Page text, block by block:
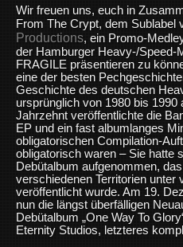
Wir freuen uns, euch in
From The Crypt, dem Sublabel
Productions, ein Promo-
der Hamburger Heavy-/Speed-
FRAGILE präsentieren zu
eine der besten
Geschichte des deutschen
ursprünglich von 1980 bis 1990
Jahrzehnt veröffentlichte die
EP und ein fast albumlanges
obligatorischen Compilation-
obligatorisch waren – Sie hatte
Debütalbum aufgenommen,
verschiedenen Territorien unter
veröffentlicht wurde. Am 19.
nun die längst überfälligen
Debütalbum „One Way To
Eternity Studios, letzteres